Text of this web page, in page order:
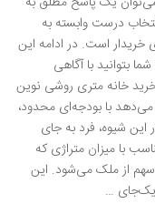
درست وابسته به
است. در ادامه این
بتوانید با آگاهی
خانه متری روشی نوین
می‌دهد با بودجه‌ای محدود،
شیوه، فرد به جای
با میزان متراژی که
سهم از ملک می‌شود. این
یک‌جای …